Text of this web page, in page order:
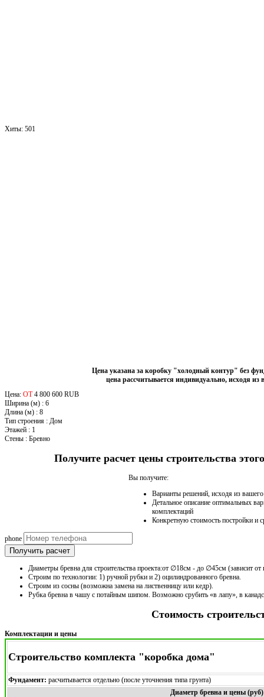
Хиты: 501
Цена указана за коробку "холодный контур" без
цена рассчитывается индивидуально, исходя из
Цена: ОТ 4 800 600 RUB
Ширина (м) : 6
Длина (м) : 8
Тип строения : Дом
Этажей : 1
Стены : Бревно
Получите расчет цены строительства
Вы получите:
Варианты решений, исходя из
Детальное описание оптимальных
комплектаций
Конкретную стоимость постройки и
phone
Получить расчет
Диаметры бревна для строительства проекта:от ∅18см - до ∅45см (зависит от
Строим по технологии: 1) ручной рубки и 2) оцилиндрованного бревна.
Строим из сосны (возможна замена на лиственницу или кедр).
Рубка бревна в чашу с потайным шипом. Возможно срубить «в лапу», в
Стоимость
Комплектации и цены
Строительство комплекта "коробка дома"
Фундамент: расчитывается отдельно (после уточнения типа грунта)
Диаметр бревна и цены (руб)